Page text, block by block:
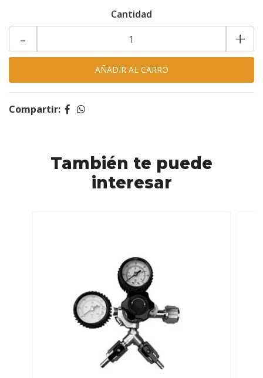
Cantidad
- +
Compartir:
También te puede
interesar